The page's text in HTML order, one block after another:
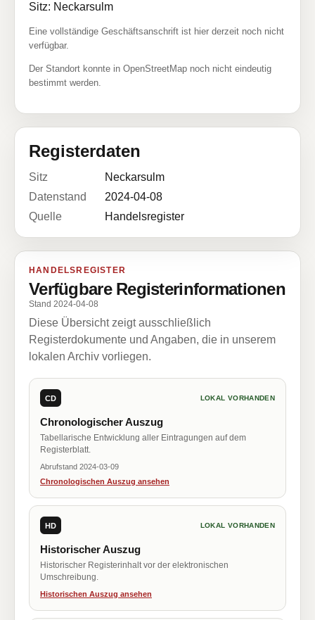
Sitz: Neckarsulm
Eine vollständige Geschäftsanschrift ist hier derzeit noch nicht
verfügbar.
Der Standort konnte in OpenStreetMap noch nicht eindeutig
bestimmt werden.
Registerdaten
Sitz
Neckarsulm
Datenstand
2024-04-08
Quelle
Handelsregister
HANDELSREGISTER
Verfügbare Registerinformationen
Stand 2024-04-08
Diese Übersicht zeigt ausschließlich
Registerdokumente und Angaben, die in unserem
lokalen Archiv vorliegen.
CD LOKAL VORHANDEN
Chronologischer Auszug
Tabellarische Entwicklung aller Eintragungen auf dem
Registerblatt.
Abrufstand 2024-03-09
Chronologischen Auszug ansehen
HD LOKAL VORHANDEN
Historischer Auszug
Historischer Registerinhalt vor der elektronischen
Umschreibung.
Historischen Auszug ansehen